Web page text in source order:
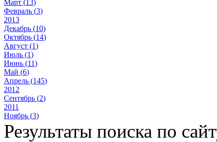
Март (13)
Февраль (3)
2013
Декабрь (10)
Октябрь (14)
Август (1)
Июль (1)
Июнь (11)
Май (6)
Апрель (145)
2012
Сентябрь (2)
2011
Ноябрь (3)
Результаты поиска по